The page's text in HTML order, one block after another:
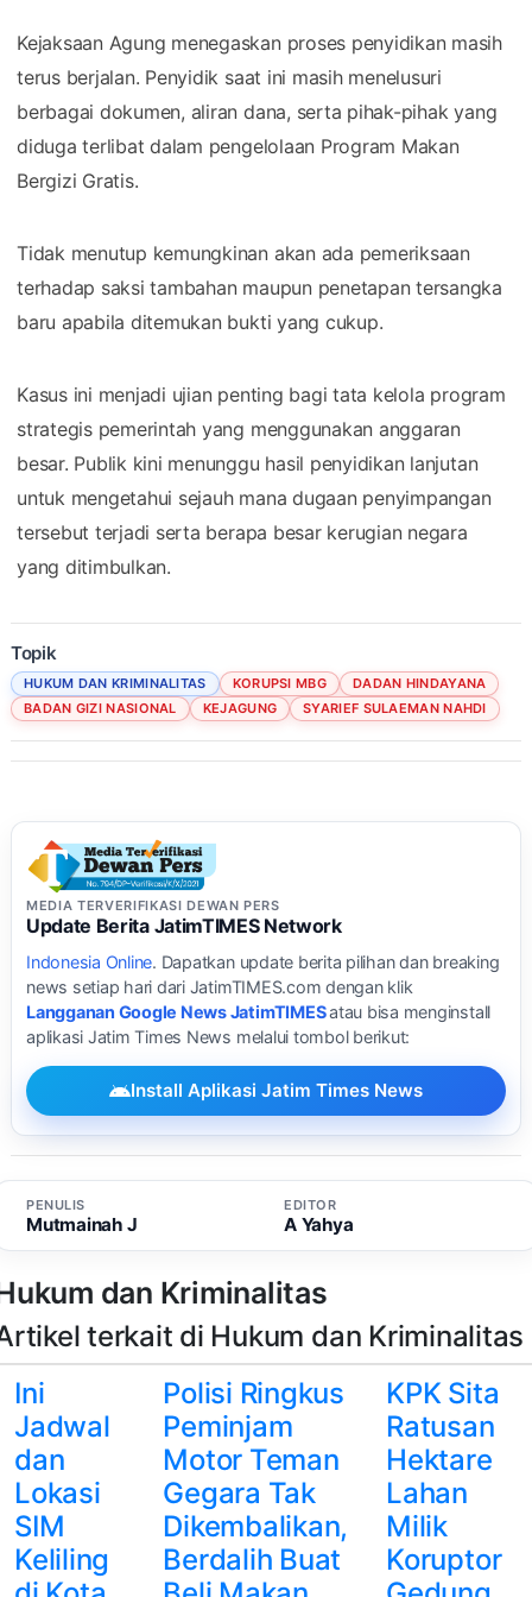
Kejaksaan Agung menegaskan proses penyidikan masih
terus berjalan. Penyidik saat ini masih menelusuri
berbagai dokumen, aliran dana, serta pihak-pihak yang
diduga terlibat dalam pengelolaan Program Makan
Bergizi Gratis.
Tidak menutup kemungkinan akan ada pemeriksaan
terhadap saksi tambahan maupun penetapan tersangka
baru apabila ditemukan bukti yang cukup.
Kasus ini menjadi ujian penting bagi tata kelola program
strategis pemerintah yang menggunakan anggaran
besar. Publik kini menunggu hasil penyidikan lanjutan
untuk mengetahui sejauh mana dugaan penyimpangan
tersebut terjadi serta berapa besar kerugian negara
yang ditimbulkan.
Topik
HUKUM DAN KRIMINALITAS KORUPSI MBG
DADAN HINDAYANA
BADAN GIZI NASIONAL
KEJAGUNG SYARIEF SULAEMAN NAHDI
MEDIA TERVERIFIKASI DEWAN PERS
Update Berita JatimTIMES Network
Indonesia Online. Dapatkan update berita pilihan dan breaking
news setiap hari dari JatimTIMES.com dengan klik
Langganan Google News JatimTIMESatau bisa menginstall
aplikasi Jatim Times News melalui tombol berikut:
Install Aplikasi Jatim Times News
PENULIS
Mutmainah J
EDITOR
A Yahya
dan Kriminalitas
terkait di Hukum dan Kriminalitas
Ini
Jadwal
dan
Lokasi
SIM
Keliling
Polisi Ringkus
Peminjam
Motor Teman
Gegara Tak
Dikembalikan,
Berdalih Buat
KPK Sita
Ratusan
Hektare
Lahan
Milik
Koruptor